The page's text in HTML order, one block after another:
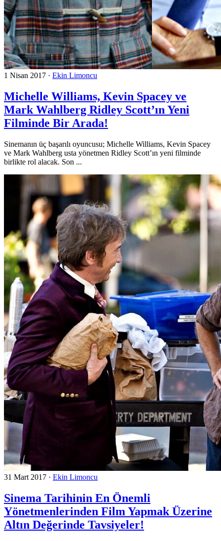
1 Nisan 2017 · Ekin Limoncu
Michelle Williams, Kevin Spacey ve
Mark Wahlberg Ridley Scott’ın Yeni
Filminde Bir Arada!
Sinemanın üç başarılı oyuncusu; Michelle Williams, Kevin Spacey
ve Mark Wahlberg usta yönetmen Ridley Scott’ın yeni filminde
birlikte rol alacak. Son ...
31 Mart 2017 · Ekin Limoncu
Sinema Tarihinin En Önemli
Yönetmenlerinden Film Yapmak Üzerine
Altın Değerinde Tavsiyeler!